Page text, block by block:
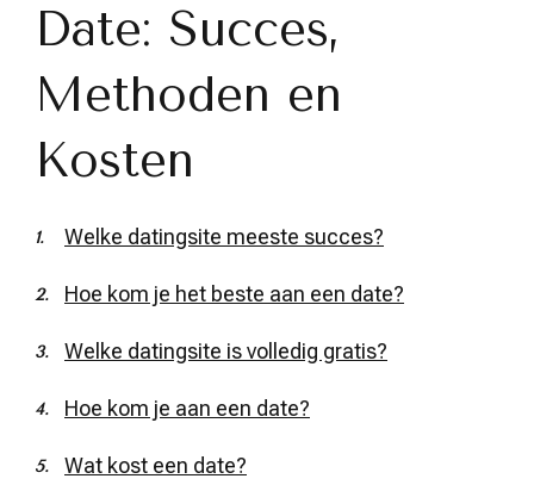
Date: Succes,
Methoden en
Kosten
Welke datingsite meeste succes?
Hoe kom je het beste aan een date?
Welke datingsite is volledig gratis?
Hoe kom je aan een date?
Wat kost een date?